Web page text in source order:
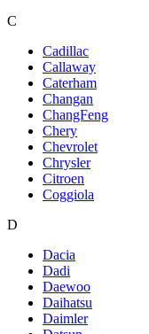
C
Cadillac
Callaway
Caterham
Changan
ChangFeng
Chery
Chevrolet
Chrysler
Citroen
Coggiola
D
Dacia
Dadi
Daewoo
Daihatsu
Daimler